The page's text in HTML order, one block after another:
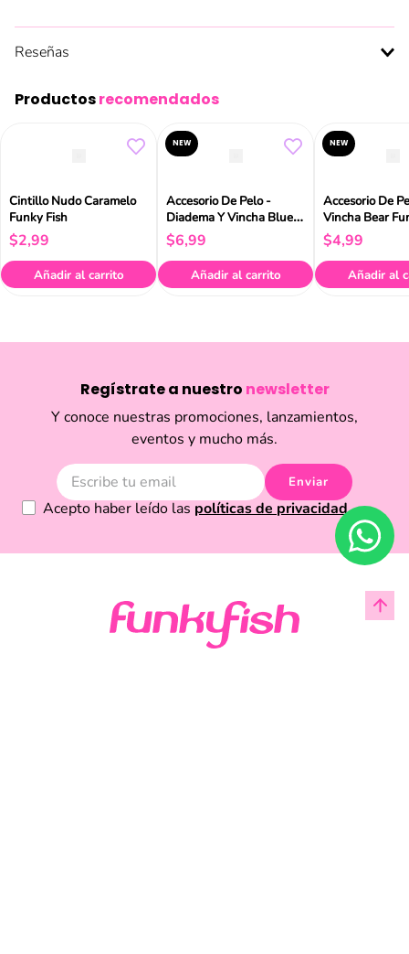
Reseñas
Productosrecomendados
Cintillo Nudo Caramelo
Funky Fish
$2,99
Añadir al carrito
NEW
Accesorio De Pelo -
Diadema Y Vincha Blue
Funky Fish
$6,99
Añadir al carrito
NEW
Accesorio De
Vincha Bear
$4,99
Añadir al
Regístrate a nuestro newsletter
Y conoce nuestras promociones, lanzamientos,
eventos y mucho más.
Enviar
Acepto haber leído las políticas de privacidad.